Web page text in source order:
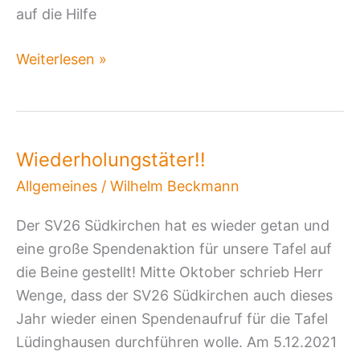
auf die Hilfe
Weiterlesen »
Wiederholungstäter!!
Allgemeines / Wilhelm Beckmann
Der SV26 Südkirchen hat es wieder getan und
eine große Spendenaktion für unsere Tafel auf
die Beine gestellt! Mitte Oktober schrieb Herr
Wenge, dass der SV26 Südkirchen auch dieses
Jahr wieder einen Spendenaufruf für die Tafel
Lüdinghausen durchführen wolle. Am 5.12.2021
Wiederholungstäter!!